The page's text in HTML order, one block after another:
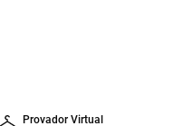
Provador Virtual